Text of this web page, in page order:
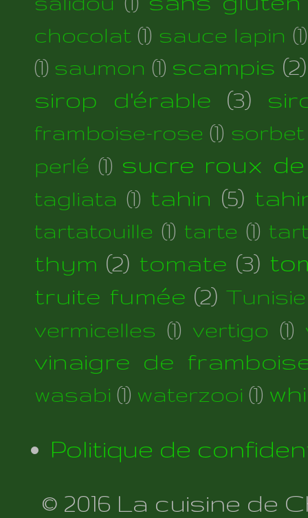
chocolat (1) sauce lapin (1)
(1) saumon (1) scampis (2)
sirop d'érable
(3)
framboise-rose (1)
perlé (1) sucre roux
tagliata (1) tahin (5)
tartatouille (1) tarte (1)
thym (2) tomate (3)
truite fumée (2) Tunisie
vermicelles (1) vertigo (1)
vinaigre de
wasabi (1) waterzooi (1)
Politique de
© 2016 La cuisine de